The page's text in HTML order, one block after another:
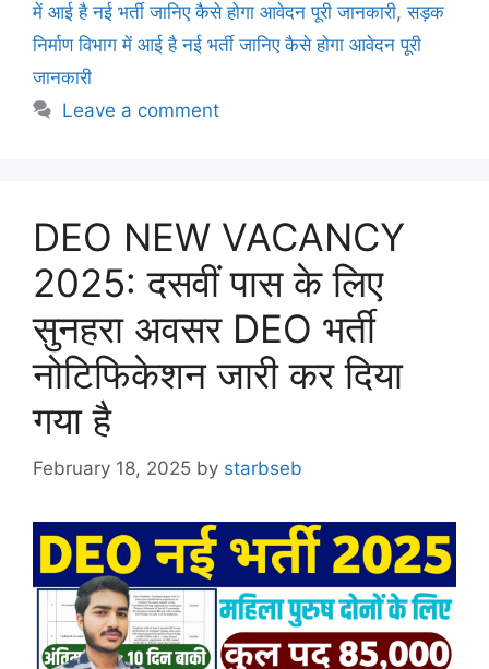
में आई है नई भर्ती जानिए कैसे होगा आवेदन पूरी जानकारी,सड़क
निर्माण विभाग में आई है नई भर्ती जानिए कैसे होगा आवेदन पूरी
जानकारी
Leave a comment
DEO NEW VACANCY
2025: दसवीं पास के लिए
सुनहरा अवसर DEO भर्ती
नोटिफिकेशन जारी कर दिया
गया है
February 18, 2025 by starbseb